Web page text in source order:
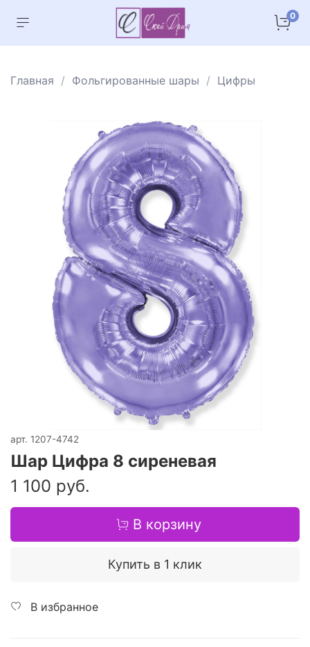
0
Главная Фольгированные шары Цифры
арт. 1207-4742
Шар Цифра 8 сиреневая
1 100 руб.
В корзину
Купить в 1 клик
В избранное